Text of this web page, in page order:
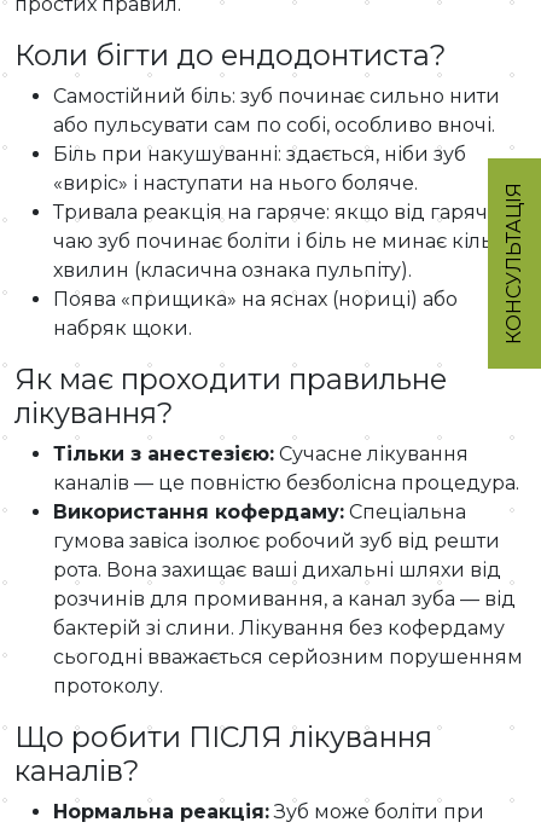
простих правил.
Коли бігти до ендодонтиста?
Самостійний біль: зуб починає сильно нити
або пульсувати сам по собі, особливо вночі.
Біль при накушуванні: здається, ніби зуб
«виріс» і наступати на нього боляче.
Тривала реакція на гаряче: якщо від гарячого
чаю зуб починає боліти і біль не минає кілька
хвилин (класична ознака пульпіту).
Поява «прищика» на яснах (нориці) або
набряк щоки.
Як має проходити правильне
лікування?
Тільки з анестезією: Сучасне лікування
каналів — це повністю безболісна процедура.
Використання кофердаму: Спеціальна
гумова завіса ізолює робочий зуб від решти
рота. Вона захищає ваші дихальні шляхи від
розчинів для промивання, а канал зуба — від
бактерій зі слини. Лікування без кофердаму
сьогодні вважається серйозним порушенням
протоколу.
Що робити ПІСЛЯ лікування
каналів?
Нормальна реакція:Зуб може боліти при
КОНСУЛЬТАЦІЯ